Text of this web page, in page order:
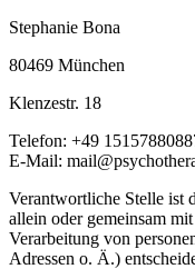
Stephanie Bona
80469 München
Klenzestr. 18
Telefon: +49
E-Mail:
Verantwortliche Stelle ist
allein oder gemeinsam
Verarbeitung von
Adressen o. Ä.)